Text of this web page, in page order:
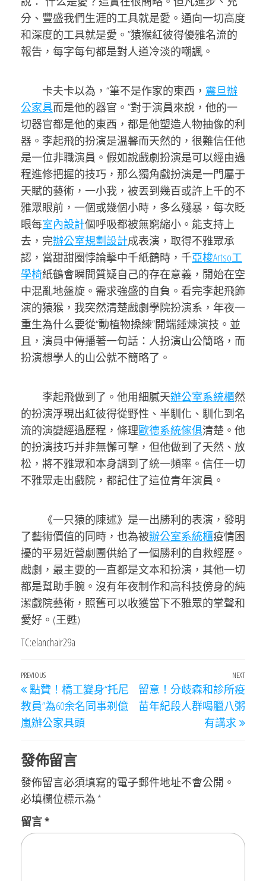
分、豐盛我們生涯的工具就是愛。通向一切高度
和深度的工具就是愛。”猿猴紅彼得優雅名流的
報告，每字每句都是對人道冷淡的嘲諷。
卡夫卡以為，“筆不是作家的東西， 震旦辦
公家具而是他的器官。”對于演員來說，他的一
切器官都是他的東西，都是他塑造人物抽像的利
器。李起飛的扮演是溫馨而天然的，很難信任他
是一位非職演員。假如說戲劇扮演是可以經由過
程進修把握的技巧，那么獨角戲扮演是一門屬于
天賦的藝術，一小我，被丟到幾百或許上千的不
雅眾眼前，一個或幾個小時，多么殘暴，每次眨
眼每室內設計個呼吸都被無窮縮小。能支持上
去，完辦公室規劃設計成表演，取得不雅眾承
認，當甜甜圈悖論擊中千紙鶴時，千亞梭Artso工
學椅紙鶴會瞬間質疑自己的存在意義，開始在空
中混亂地盤旋。需求強盛的自負。看完李起飛飾
演的猿猴，我突然清楚戲劇學院扮演系，年夜一
重生為什么要從“動植物操練”開端錘煉演技。並
且，演員中傳播著一句話：人扮演山公簡略，而
扮演想學人的山公就不簡略了。
李起飛做到了。他用細膩天辦公室系統櫃然
的扮演浮現出紅彼得從野性、半馴化、馴化到名
流的演變經過歷程，條理歐德系統傢俱清楚。他
的扮演技巧并非無懈可擊，但他做到了天然、放
松，將不雅眾和本身調到了統一頻率。信任一切
不雅眾走出戲院，都記住了這位青年演員。
《一只猿的陳述》是一出勝利的表演，發明
了藝術價值的同時，也為被辦公室系統櫃疫情困
擾的平易近營劇團供給了一個勝利的自救經歷。
戲劇，最主要的一直都是文本和扮演，其他一切
都是幫助手腕。沒有年夜制作和高科技傍身的純
潔戲院藝術，照舊可以收獲當下不雅眾的掌聲和
愛好。(王甦)
TC:elanchair29a
文
章
導
Previous
Post
PREVIOUS
點贊！橋工變身“托尼
教員”為60余名同事剃億
嵐辦公家具頭
Next
NEXT
留意！分歧森和診所疫
苗年紀段人群喝臘八粥
有講求
發佈留言
發佈留言必須填寫的電子郵件地址不會公開。
必填欄位標示為 *
留言*